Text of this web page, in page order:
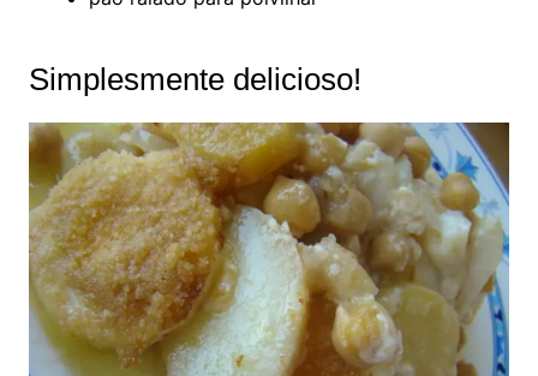
Simplesmente delicioso!